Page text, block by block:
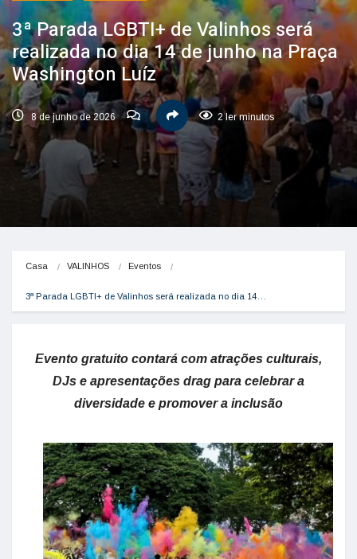
3ª Parada LGBTI+ de Valinhos será
realizada no dia 14 de junho na Praça
Washington Luíz
8 de junho de 2026 2 ler minutos
Casa VALINHOS Eventos
3ª Parada LGBTI+ de Valinhos será realizada no dia 14…
Evento gratuito contará com atrações culturais,
DJs e apresentações drag para celebrar a
diversidade e promover a inclusão